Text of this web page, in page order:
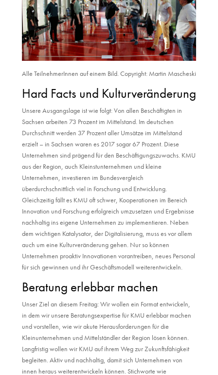
Alle TeilnehmerInnen auf einem Bild. Copyright: Martin Mascheski
Hard Facts und Kulturveränderung
Unsere Ausgangslage ist wie folgt: Von allen Beschäftigten in
Sachsen arbeiten 73 Prozent im Mittelstand. Im deutschen
Durchschnitt werden 37 Prozent aller Umsätze im Mittelstand
erzielt – in Sachsen waren es 2017 sogar 67 Prozent. Diese
Unternehmen sind prägend für den Beschäftigungszuwachs. KMU
aus der Region, auch Kleinstunternehmen und kleine
Unternehmen, investieren im Bundesvergleich
überdurchschnittlich viel in Forschung und Entwicklung.
Gleichzeitig fällt es KMU oft schwer, Kooperationen im Bereich
Innovation und Forschung erfolgreich umzusetzen und Ergebnisse
nachhaltig ins eigene Unternehmen zu implementieren. Neben
dem wichtigen Katalysator, der Digitalisierung, muss es vor allem
auch um eine Kulturveränderung gehen. Nur so können
Unternehmen proaktiv Innovationen vorantreiben, neues Personal
für sich gewinnen und ihr Geschäftsmodell weiterentwickeln.
Beratung erlebbar machen
Unser Ziel an diesem Freitag: Wir wollen ein Format entwickeln,
in dem wir unsere Beratungsexpertise für KMU erlebbar machen
und vorstellen, wie wir akute Herausforderungen für die
Kleinunternehmen und Mittelständler der Region lösen können.
Langfristig wollen wir KMU auf ihrem Weg zur Zukunftsfähigkeit
begleiten. Aktiv und nachhaltig, damit sich Unternehmen von
innen heraus weiterentwickeln können. Stichworte wie